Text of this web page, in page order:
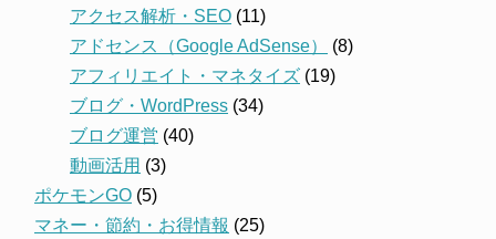
アクセス解析・SEO (11)
アドセンス（Google AdSense）
(8)
アフィリエイト・マネタイズ (19)
ブログ・WordPress (34)
ブログ運営 (40)
動画活用 (3)
ポケモンGO (5)
マネー・節約・お得情報 (25)